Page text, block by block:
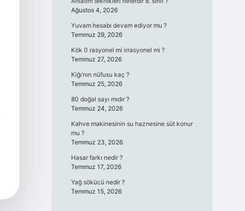
Ağustos 4, 2026
Yuvam hesabı devam ediyor mu ?
Temmuz 29, 2026
Kök 0 rasyonel mi irrasyonel mi ?
Temmuz 27, 2026
Kiğı’nın nüfusu kaç ?
Temmuz 25, 2026
80 doğal sayı mıdır ?
Temmuz 24, 2026
Kahve makinesinin su haznesine süt konur
mu ?
Temmuz 23, 2026
Hasar farkı nedir ?
Temmuz 17, 2026
Yağ sökücü nedir ?
Temmuz 15, 2026